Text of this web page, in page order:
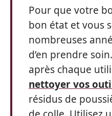
Pour que votre
bon état et vous
nombreuses
d’en prendre
après chaque
nettoyer vos
résidus de